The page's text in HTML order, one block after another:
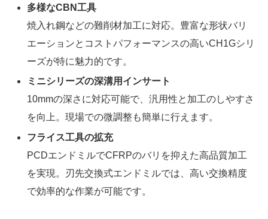
多様なCBN工具
焼入れ鋼などの難削材加工に対応。豊富な形状バリ
エーションとコストパフォーマンスの高いCH1Gシリ
ーズが特に魅力的です。
ミニシリーズの深溝用インサート
10mmの深さに対応可能で、汎用性と加工のしやすさ
を向上。現場での微調整も簡単に行えます。
フライス工具の拡充
PCDエンドミルでCFRPのバリを抑えた高品質加工
を実現。刃先交換式エンドミルでは、高い交換精度
で効率的な作業が可能です。